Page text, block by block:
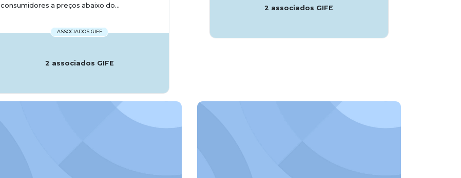
consumidores a preços abaixo do...
ASSOCIADOS GIFE
2 associados GIFE
2 associados GIFE